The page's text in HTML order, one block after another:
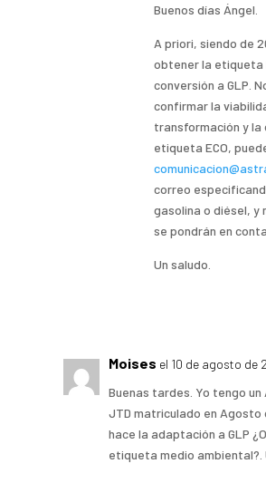
Buenos días Ángel.
A priori, siendo de
obtener la etiqueta
conversión a GLP.
confirmar la
transformación y la
etiqueta ECO,
correo
gasolina o diésel, y
se pondrán en
Un saludo.
Moises el 10 de agosto de
Buenas tardes. Yo tengo un
JTD matriculado en Agosto
hace la adaptación a GLP
etiqueta medio ambiental?.